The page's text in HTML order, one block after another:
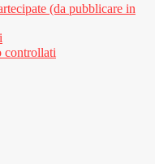
(da pubblicare in
controllati